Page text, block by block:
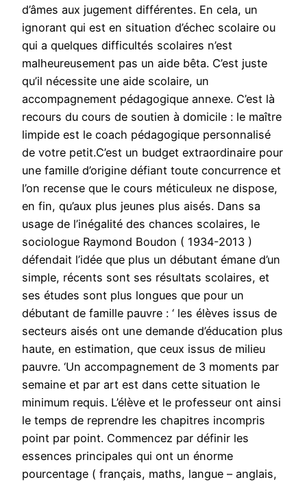
d’âmes aux jugement différentes. En cela, un
ignorant qui est en situation d’échec scolaire ou
qui a quelques difficultés scolaires n’est
malheureusement pas un aide bêta. C’est juste
qu’il nécessite une aide scolaire, un
accompagnement pédagogique annexe. C’est là
recours du cours de soutien à domicile : le maître
limpide est le coach pédagogique personnalisé
de votre petit.C’est un budget extraordinaire pour
une famille d’origine défiant toute concurrence et
l’on recense que le cours méticuleux ne dispose,
en fin, qu’aux plus jeunes plus aisés. Dans sa
usage de l’inégalité des chances scolaires, le
sociologue Raymond Boudon ( 1934-2013 )
défendait l’idée que plus un débutant émane d’un
simple, récents sont ses résultats scolaires, et
ses études sont plus longues que pour un
débutant de famille pauvre : ‘ les élèves issus de
secteurs aisés ont une demande d’éducation plus
haute, en estimation, que ceux issus de milieu
pauvre. ‘Un accompagnement de 3 moments par
semaine et par art est dans cette situation le
minimum requis. L’élève et le professeur ont ainsi
le temps de reprendre les chapitres incompris
point par point. Commencez par définir les
essences principales qui ont un énorme
pourcentage ( français, maths, langue – anglais,